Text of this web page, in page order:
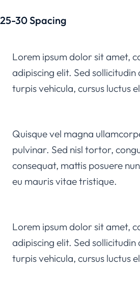
25-30 Spacing
Lorem ipsum dolor sit amet,
adipiscing elit. Sed sollicitudin
turpis vehicula, cursus luctus
Quisque vel magna
pulvinar. Sed nisl tortor,
consequat, mattis posuere
eu mauris vitae tristique.
Lorem ipsum dolor sit amet,
adipiscing elit. Sed sollicitudin
turpis vehicula, cursus luctus